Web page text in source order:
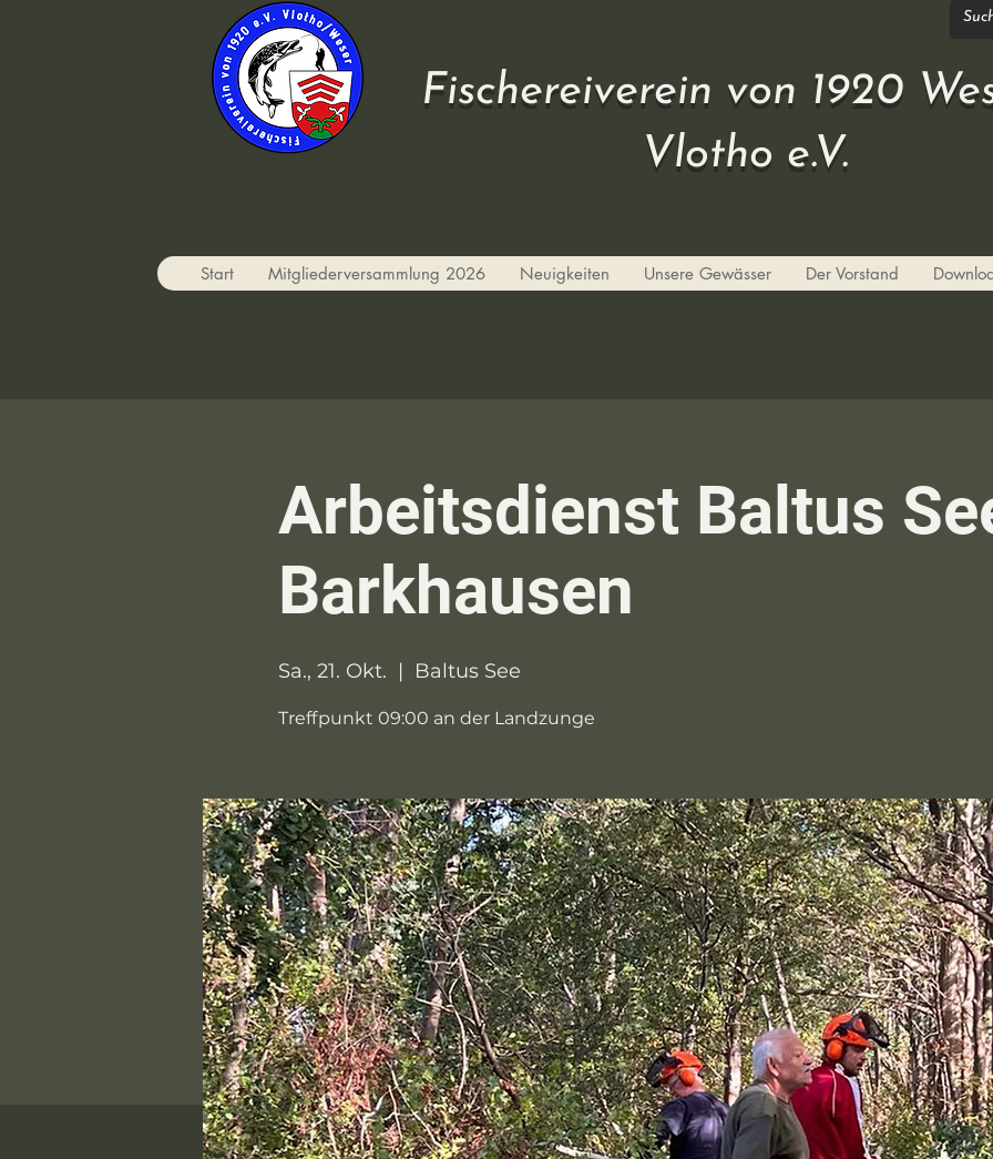
Fischereiverein von 1920
Vlotho e.V.
Start Mitgliederversammlung 2026 Neuigkeiten Unsere Gewässer Der Vorstand
Arbeitsdienst Baltus
Barkhausen
Sa., 21. Okt.
  |
Baltus See
Treffpunkt 09:00 an der Landzunge